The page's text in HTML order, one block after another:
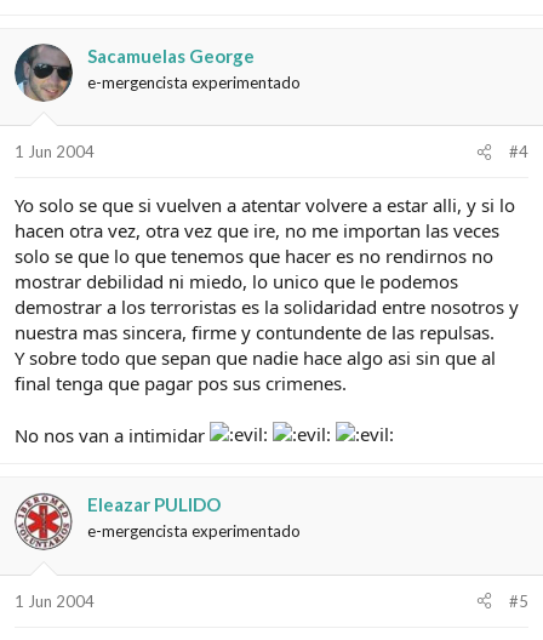
Sacamuelas George
e-mergencista experimentado
1 Jun 2004 #4
Yo solo se que si vuelven a atentar volvere a estar alli, y si lo
hacen otra vez, otra vez que ire, no me importan las veces
solo se que lo que tenemos que hacer es no rendirnos no
mostrar debilidad ni miedo, lo unico que le podemos
demostrar a los terroristas es la solidaridad entre nosotros y
nuestra mas sincera, firme y contundente de las repulsas.
Y sobre todo que sepan que nadie hace algo asi sin que al
final tenga que pagar pos sus crimenes.
No nos van a intimidar
Eleazar PULIDO
e-mergencista experimentado
1 Jun 2004 #5